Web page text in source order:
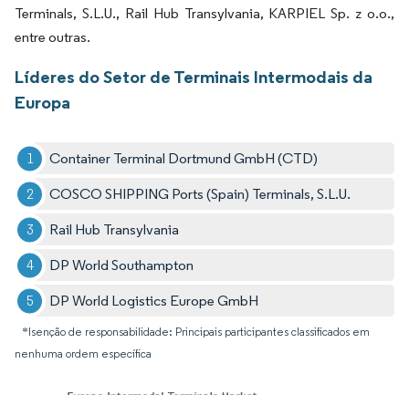
Terminals, S.L.U., Rail Hub Transylvania, KARPIEL Sp. z o.o.,
entre outras.
Líderes do Setor de Terminais Intermodais da
Europa
Container Terminal Dortmund GmbH (CTD)
COSCO SHIPPING Ports (Spain) Terminals, S.L.U.
Rail Hub Transylvania
DP World Southampton
DP World Logistics Europe GmbH
*Isenção de responsabilidade: Principais participantes classificados em
nenhuma ordem específica